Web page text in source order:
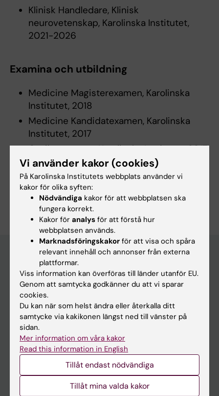
Klinisk Handledare, Klinisk
neurovetenskap, Karolinska Institutet,
2021-2026
Examina och utbildning
Medicine Magisterexamen, Karolinska
Institutet, 2018
Medicine Kandidatexamen, Karolinska
Institutet, 2017
Optikerexamen, Karolinska Institutet, 2017
Är du Mirza Karamovic?
Redigera din profil
Huvudmeny
Utbildning
Forskarutbildning
Forskning
Om KI
Vi använder kakor (cookies)
På Karolinska Institutets webbplats använder vi
kakor för olika syften:
Nödvändiga kakor för att webbplatsen ska
fungera korrekt.
Kakor för analys för att förstå hur
webbplatsen används.
Marknadsföringskakor för att visa och spåra
relevant innehåll och annonser från externa
plattformar.
Viss information kan överföras till länder utanför EU.
Genom att samtycka godkänner du att vi sparar
cookies.
Du kan när som helst ändra eller återkalla ditt
samtycke via kakikonen längst ned till vänster på
sidan.
Mer information om våra kakor
Read this information in English
Tillåt endast nödvändiga
Tillåt mina valda kakor